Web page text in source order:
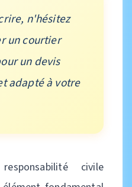
n'hésitez
un courtier
un devis
adapté à votre
civile